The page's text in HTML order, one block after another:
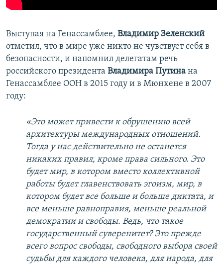
Выступая на Генассамблее, Владимир Зеленский
отметил, что в мире уже никто не чувствует себя в
безопасности, и напомнил делегатам речь
российского президента Владимира Путина на
Генассамблее ООН в 2015 году и в Мюнхене в 2007
году:
«Это может привести к обрушению всей
архитектуры международных отношений.
Тогда у нас действительно не останется
никаких правил, кроме права сильного. Это
будет мир, в котором вместо коллективной
работы будет главенствовать эгоизм, мир, в
котором будет все больше и больше диктата, и
все меньше равноправия, меньше реальной
демократии и свободы. Ведь, что такое
государственный суверенитет? Это прежде
всего вопрос свободы, свободного выбора своей
судьбы для каждого человека, для народа, для